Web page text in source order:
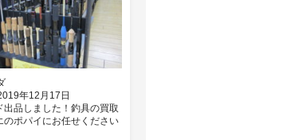
年12月17日
出品しました！釣具の買取
のポパイにお任せください